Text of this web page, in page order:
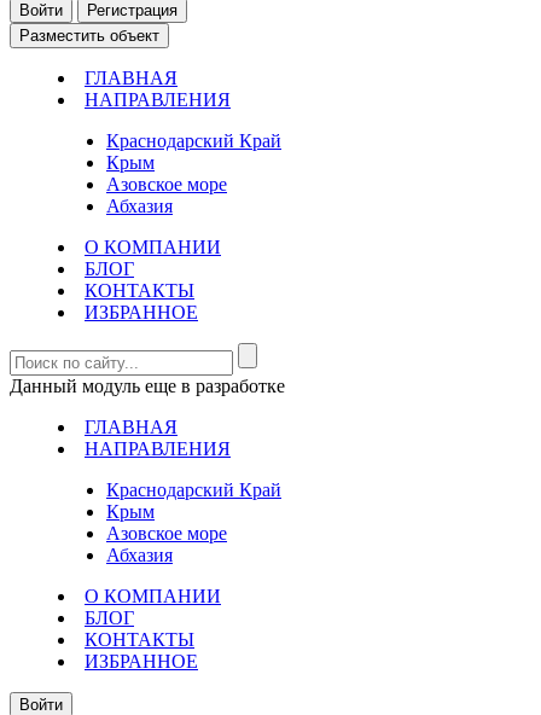
Войти
Регистрация
Разместить объект
ГЛАВНАЯ
НАПРАВЛЕНИЯ
Краснодарский Край
Крым
Азовское море
Абхазия
О КОМПАНИИ
БЛОГ
КОНТАКТЫ
ИЗБРАННОЕ
Данный модуль еще в разработке
ГЛАВНАЯ
НАПРАВЛЕНИЯ
Краснодарский Край
Крым
Азовское море
Абхазия
О КОМПАНИИ
БЛОГ
КОНТАКТЫ
ИЗБРАННОЕ
Войти